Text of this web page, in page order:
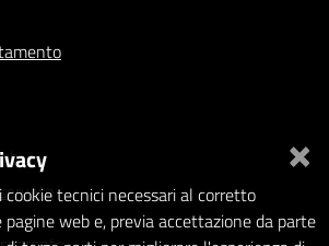
×
tecnici necessari al corretto
web e, previa accettazione da parte